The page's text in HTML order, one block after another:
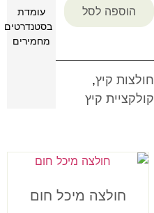
הוספה לסל
חולצות קיץ,
קולקציית קיץ
עומדת
בסטנדרטים
מחמירים
חולצה מיכל חום